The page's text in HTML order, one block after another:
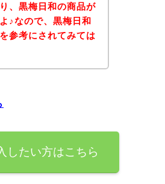
、黒梅日和の商品が
♪なので、黒梅日和
参考にされてみては
したい方はこちら